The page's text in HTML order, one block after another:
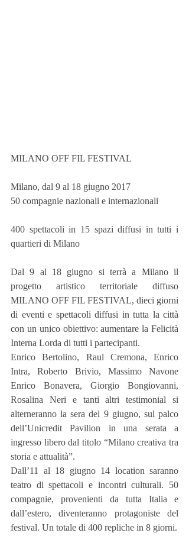
MILANO OFF FIL FESTIVAL
Milano, dal 9 al 18 giugno 2017
50 compagnie nazionali e internazionali
400 spettacoli in 15 spazi diffusi in tutti i
quartieri di Milano
Dal 9 al 18 giugno si terrà a Milano il
progetto artistico territoriale diffuso
MILANO OFF FIL FESTIVAL, dieci giorni
di eventi e spettacoli diffusi in tutta la città
con un unico obiettivo: aumentare la Felicità
Interna Lorda di tutti i partecipanti.
Enrico Bertolino, Raul Cremona, Enrico
Intra, Roberto Brivio, Massimo Navone
Enrico Bonavera, Giorgio Bongiovanni,
Rosalina Neri e tanti altri testimonial si
alterneranno la sera del 9 giugno, sul palco
dell’Unicredit Pavilion in una serata a
ingresso libero dal titolo “Milano creativa tra
storia e attualità”.
Dall’11 al 18 giugno 14 location saranno
teatro di spettacoli e incontri culturali. 50
compagnie, provenienti da tutta Italia e
dall’estero, diventeranno protagoniste del
festival. Un totale di 400 repliche in 8 giorni.